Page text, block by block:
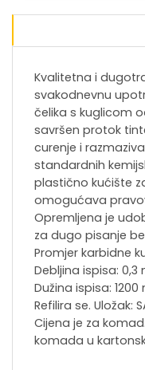
Kvalitetna i
svakodnevnu
čelika s kuglicom
savršen protok
curenje i
standardnih
plastično kućište
omogućava
Opremljena je
za dugo pisanje
Promjer karbidne
Debljina ispisa: 0,3
Dužina ispisa:
Refilira se. Uložak:
Cijena je za
komada u